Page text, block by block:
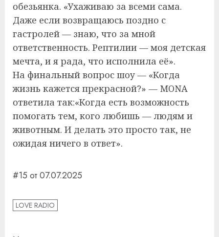
обезьянка. «Ухаживаю за всеми сама.
Даже если возвращаюсь поздно с
гастролей — знаю, что за мной
ответственность. Рептилии — моя детская
мечта, и я рада, что исполнила её».
На финальный вопрос шоу — «Когда
жизнь кажется прекрасной?» — MONA
ответила так:«Когда есть возможность
помогать тем, кого любишь — людям и
животным. И делать это просто так, не
ожидая ничего в ответ».
#15 от 07.07.2025
LOVE RADIO